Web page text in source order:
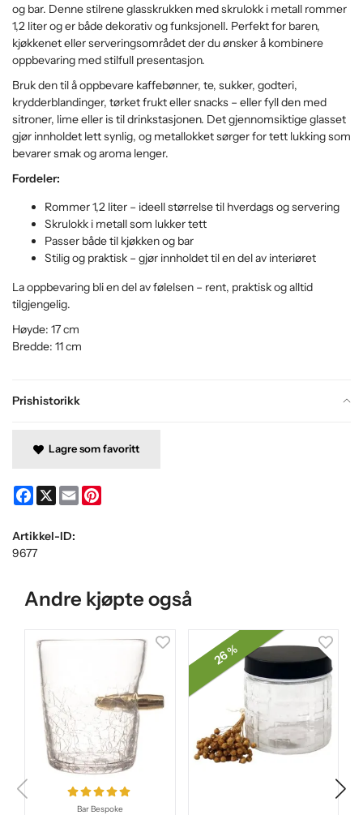
Prishistorikk
og bar. Denne stilrene glasskrukken med skrulokk i metall rommer
1,2 liter og er både dekorativ og funksjonell. Perfekt for baren,
kjøkkenet eller serveringsområdet der du ønsker å kombinere
oppbevaring med stilfull presentasjon.
Bruk den til å oppbevare kaffebønner, te, sukker, godteri,
krydderblandinger, tørket frukt eller snacks – eller fyll den med
sitroner, lime eller is til drinkstasjonen. Det gjennomsiktige glasset
gjør innholdet lett synlig, og metallokket sørger for tett lukking som
bevarer smak og aroma lenger.
Fordeler:
Rommer 1,2 liter – ideell størrelse til hverdags og servering
Skrulokk i metall som lukker tett
Passer både til kjøkken og bar
Stilig og praktisk – gjør innholdet til en del av interiøret
La oppbevaring bli en del av følelsen – rent, praktisk og alltid
tilgjengelig.
Høyde: 17 cm
Bredde: 11 cm
Lagre som favoritt
Facebook
X Email
Artikkel-ID:
9677
Andre kjøpte også
Bar Bespoke
26 %